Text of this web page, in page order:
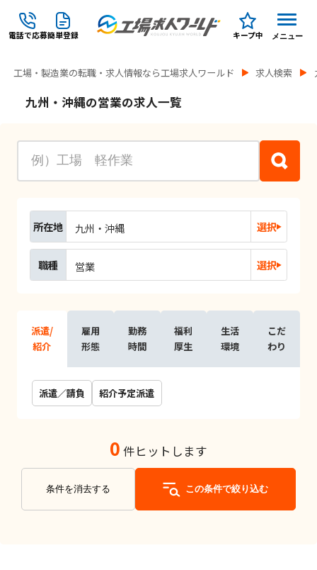
電話で応募簡単登録 キープ中 メニュー
工場・製造業の転職・求人情報なら工場求人ワールド 求人検索
九州・沖縄の営業の求人一覧
所在地 九州・沖縄 選択
職種 営業 選択
派遣/
紹介
雇用
形態
勤務
時間
福利
厚生
生活
環境
こだ
わり
派遣／請負 紹介予定派遣
0 件ヒットします
条件を消去する この条件で絞り込む